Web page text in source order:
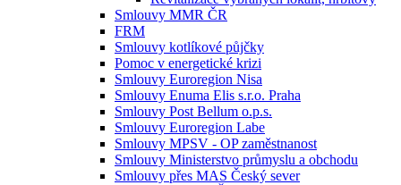
Smlouvy MMR ČR
FRM
Smlouvy kotlíkové půjčky
Pomoc v energetické krizi
Smlouvy Euroregion Nisa
Smlouvy Enuma Elis s.r.o. Praha
Smlouvy Post Bellum o.p.s.
Smlouvy Euroregion Labe
Smlouvy MPSV - OP zaměstnanost
Smlouvy Ministerstvo průmyslu a obchodu
Smlouvy přes MAS Český sever